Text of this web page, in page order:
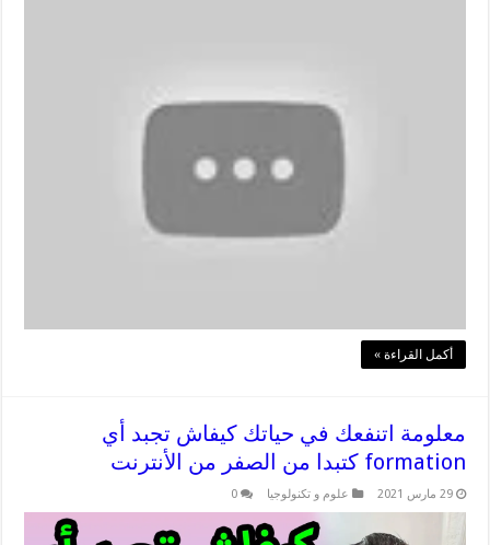
أكمل القراءة »
معلومة اتنفعك في حياتك كيفاش تجبد أي
formation كتبدا من الصفر من الأنترنت
29 مارس 2021 علوم و تكنولوجيا 0